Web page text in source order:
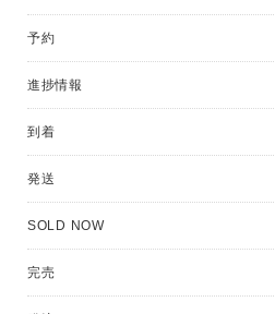
予約
進捗情報
到着
発送
SOLD NOW
完売